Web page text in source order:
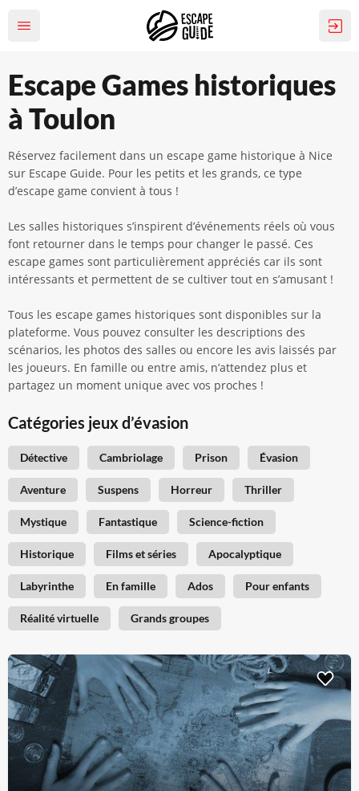
Escape Games historiques
à Toulon
Réservez facilement dans un escape game historique à Nice
sur Escape Guide. Pour les petits et les grands, ce type
d’escape game convient à tous !
Les salles historiques s’inspirent d’événements réels où vous
font retourner dans le temps pour changer le passé. Ces
escape games sont particulièrement appréciés car ils sont
intéressants et permettent de se cultiver tout en s’amusant !
Tous les escape games historiques sont disponibles sur la
plateforme. Vous pouvez consulter les descriptions des
scénarios, les photos des salles ou encore les avis laissés par
les joueurs. En famille ou entre amis, n’attendez plus et
partagez un moment unique avec vos proches !
Catégories jeux d’évasion
Détective Cambriolage Prison Évasion
Aventure Suspens Horreur Thriller
Mystique Fantastique Science-fiction
Historique Films et séries Apocalyptique
Labyrinthe En famille Ados Pour enfants
Réalité virtuelle Grands groupes